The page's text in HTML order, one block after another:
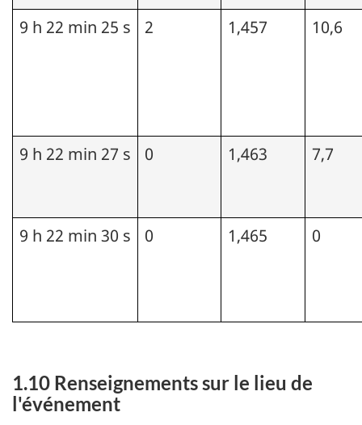
9 h 22 min 25 s 2 1,457 10,6
9 h 22 min 27 s 0 1,463 7,7
9 h 22 min 30 s 0 1,465 0
1.10 Renseignements sur le lieu de
l'événement